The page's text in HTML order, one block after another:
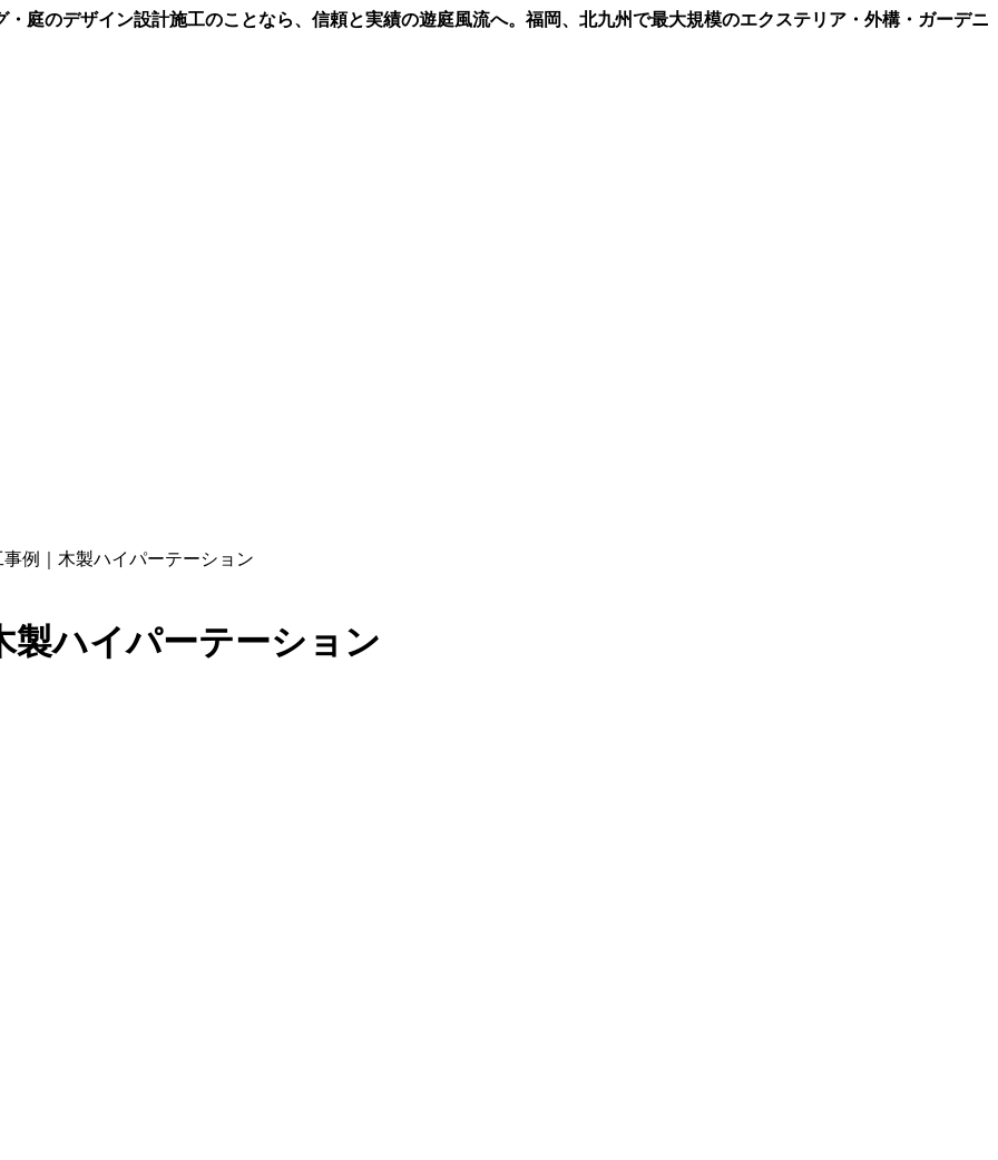
庭のデザイン設計施工のことなら、信頼と実績の遊庭風流へ。福岡、北九州で最大規模のエクステリア・外構・ガーデニ
例｜木製ハイパーテーション
製ハイパーテーション